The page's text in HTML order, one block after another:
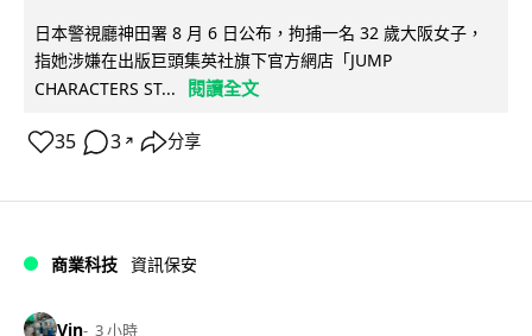
日本警視廳神田署 8 月 6 日公布，拘捕一名 32 歲大阪女子，
指她涉嫌在出版巨頭集英社旗下官方網店「JUMP
CHARACTERS ST...
閱讀全文
35 3 ↗ 分享
商業科技 資訊保安
Vin 3 小時